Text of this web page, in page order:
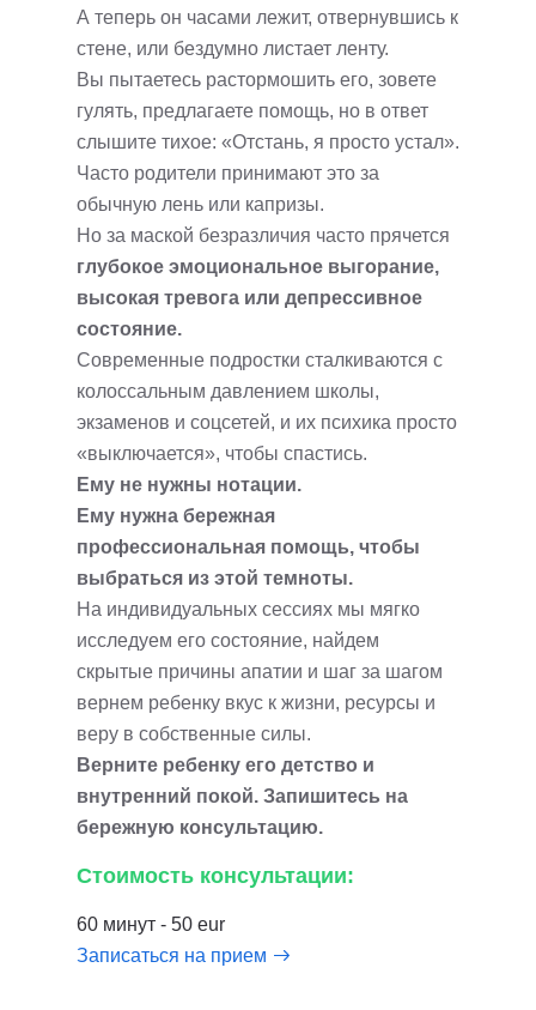
А теперь он часами лежит, отвернувшись к
стене, или бездумно листает ленту.
Вы пытаетесь растормошить его, зовете
гулять, предлагаете помощь, но в ответ
слышите тихое: «Отстань, я просто устал».
Часто родители принимают это за
обычную лень или капризы.
Но за маской безразличия часто прячется
глубокое эмоциональное выгорание,
высокая тревога или депрессивное
состояние.
Современные подростки сталкиваются с
колоссальным давлением школы,
экзаменов и соцсетей, и их психика просто
«выключается», чтобы спастись.
Ему не нужны нотации.
Ему нужна бережная
профессиональная помощь, чтобы
выбраться из этой темноты.
На индивидуальных сессиях мы мягко
исследуем его состояние, найдем
скрытые причины апатии и шаг за шагом
вернем ребенку вкус к жизни, ресурсы и
веру в собственные силы.
Верните ребенку его детство и
внутренний покой. Запишитесь на
бережную консультацию.
Стоимость консультации:
60 минут - 50 eur
Записаться на прием